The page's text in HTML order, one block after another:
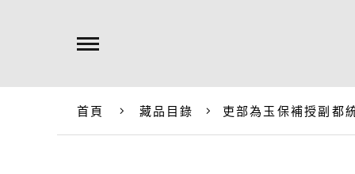
首頁 藏品目錄 吏部為玉保補授副都